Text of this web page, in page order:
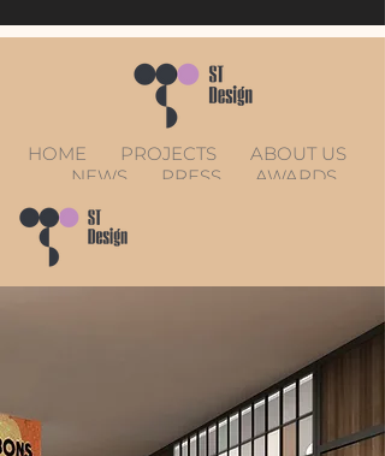
HOME PROJECTS
ABOUT US
NEWS
PRESS
AWARDS